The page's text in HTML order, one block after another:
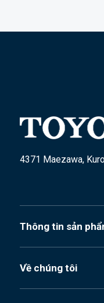
4371 Maezawa,
Thông tin sản
Về chúng tôi